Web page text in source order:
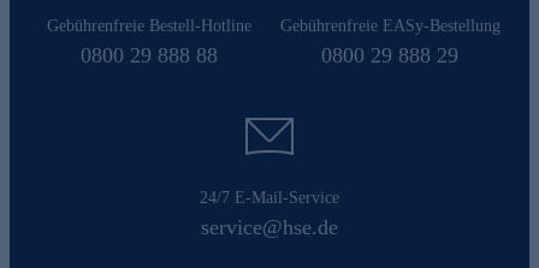
Gebührenfreie Bestell-Hotline
0800 29 888 88
Gebührenfreie EASy-Bestellung
0800 29 888 29
24/7 E-Mail-Service
service@hse.de